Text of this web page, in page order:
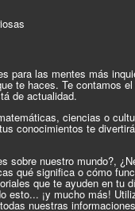
para las mentes más
te haces. Te contamos
de actualidad.
ciencias o
conocimientos te
sobre nuestro mundo?,
qué significa o cómo
que te ayuden en tu
esto... ¡y mucho más!
nuestras